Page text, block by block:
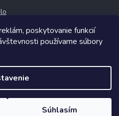
poskytovanie funkcií
používame súbory
Súhlasím
Upraviť